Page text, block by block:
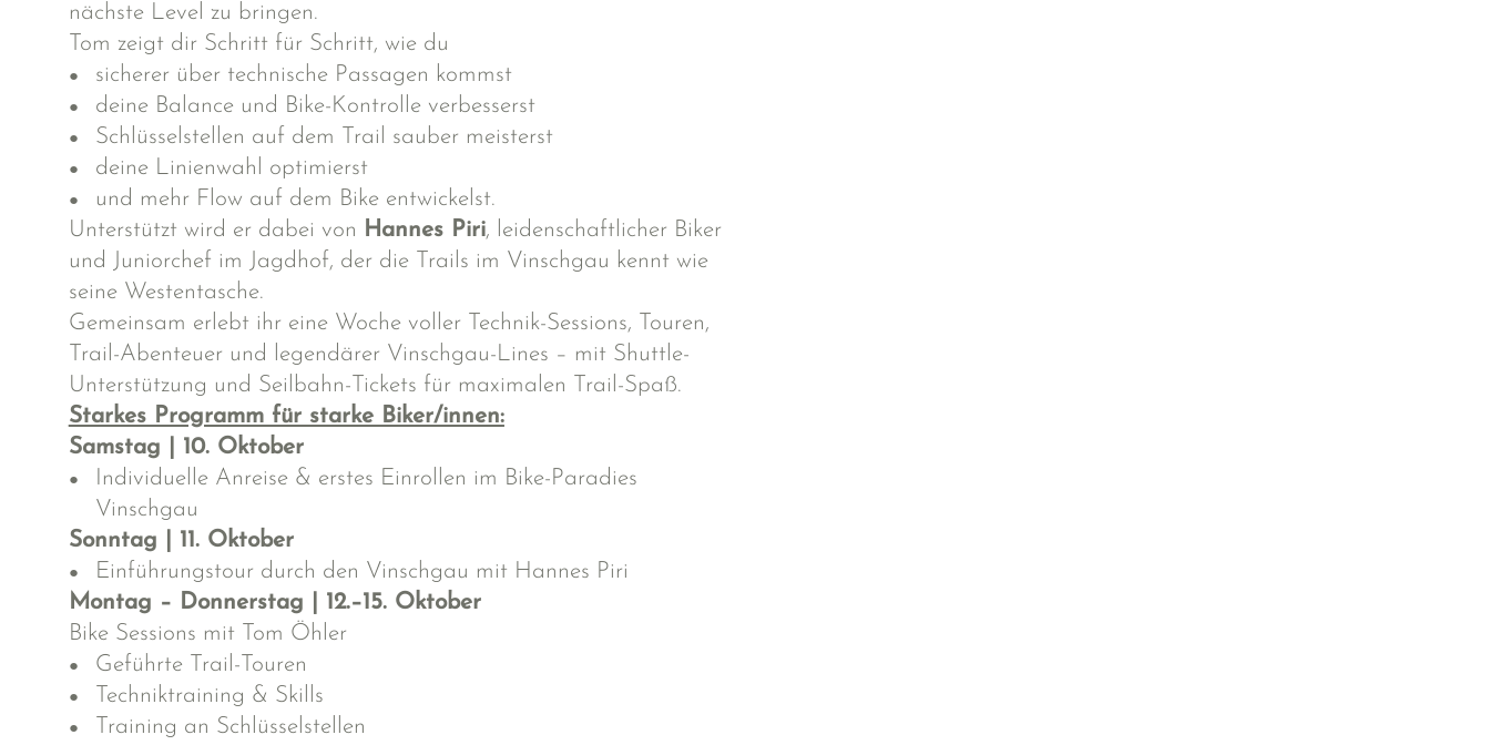
nächste Level zu bringen.
Tom zeigt dir Schritt für Schritt, wie du
sicherer über technische Passagen kommst
deine Balance und Bike-Kontrolle verbesserst
Schlüsselstellen auf dem Trail sauber meisterst
deine Linienwahl optimierst
und mehr Flow auf dem Bike entwickelst.
Unterstützt wird er dabei von
Hannes Piri, leidenschaftlicher Biker
und Juniorchef im Jagdhof, der die Trails im Vinschgau kennt wie
seine Westentasche.
Gemeinsam erlebt ihr eine Woche voller Technik-Sessions, Touren,
Trail-Abenteuer und legendärer Vinschgau-Lines – mit Shuttle-
Unterstützung und Seilbahn-Tickets für maximalen Trail-Spaß.
Starkes Programm für starke Biker/innen:
Samstag | 10. Oktober
Individuelle Anreise & erstes Einrollen im Bike-Paradies
Vinschgau
Sonntag | 11. Oktober
Einführungstour durch den Vinschgau mit Hannes Piri
Montag – Donnerstag | 12.–15. Oktober
Bike Sessions mit Tom Öhler
Geführte Trail-Touren
Techniktraining & Skills
Training an Schlüsselstellen